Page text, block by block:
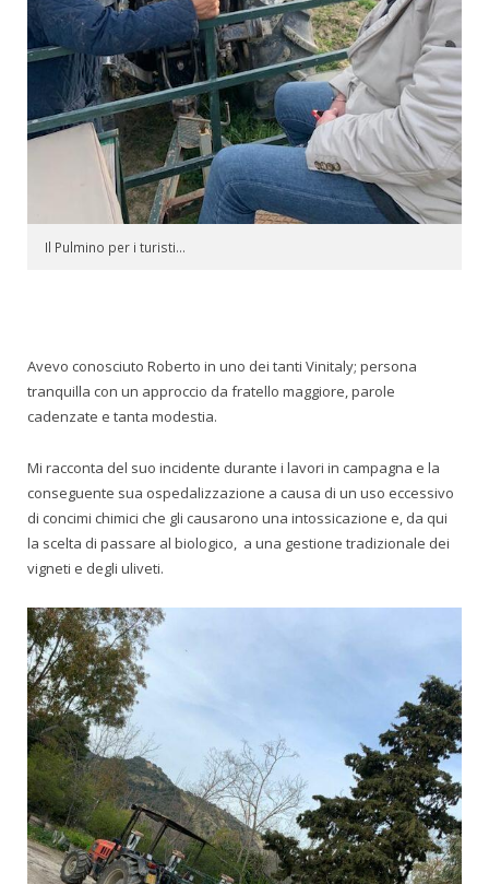
Il Pulmino per i turisti…
Avevo conosciuto Roberto in uno dei tanti Vinitaly; persona
tranquilla con un approccio da fratello maggiore, parole
cadenzate e tanta modestia.
Mi racconta del suo incidente durante i lavori in campagna e la
conseguente sua ospedalizzazione a causa di un uso eccessivo
di concimi chimici che gli causarono una intossicazione e, da qui
la scelta di passare al biologico, a una gestione tradizionale dei
vigneti e degli uliveti.